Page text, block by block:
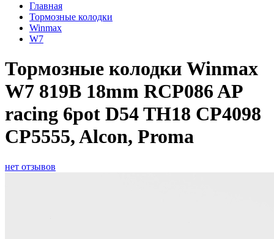
Главная
Тормозные колодки
Winmax
W7
Тормозные колодки Winmax
W7 819B 18mm RCP086 AP
racing 6pot D54 TH18 CP4098
CP5555, Alcon, Proma
нет отзывов